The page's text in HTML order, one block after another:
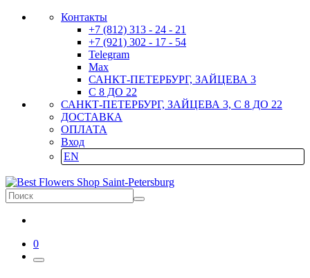
Контакты
+7 (812) 313 - 24 - 21
+7 (921) 302 - 17 - 54
Telegram
Max
САНКТ-ПЕТЕРБУРГ, ЗАЙЦЕВА 3
С 8 ДО 22
САНКТ-ПЕТЕРБУРГ, ЗАЙЦЕВА 3, С 8 ДО 22
ДОСТАВКА
ОПЛАТА
Вход
EN
0